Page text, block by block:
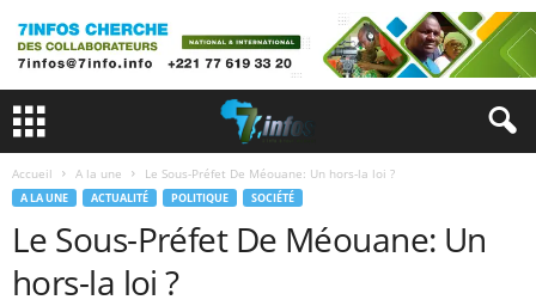
Accueil A la une Le Sous-Préfet De Méouane: Un hors-la loi ?
A LA UNE ACTUALITÉ POLITIQUE SOCIÉTÉ
Le Sous-Préfet De Méouane: Un
hors-la loi ?